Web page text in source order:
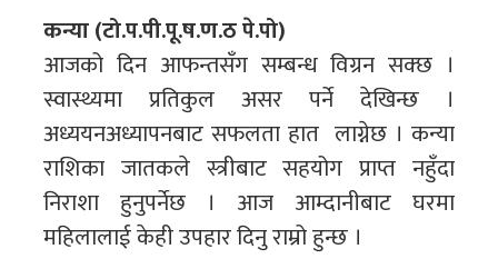
कन्या (टो.प.पी.पू.ष.ण.ठ पे.पो)
आजको दिन आफन्तसँग सम्बन्ध विग्रन सक्छ ।
स्वास्थ्यमा प्रतिकुल असर पर्ने देखिन्छ ।
अध्ययनअध्यापनबाट सफलता हात लाग्नेछ । कन्या
राशिका जातकले स्त्रीबाट सहयोग प्राप्त नहुँदा
निराशा हुनुपर्नेछ । आज आम्दानीबाट घरमा
महिलालाई केही उपहार दिनु राम्रो हुन्छ ।